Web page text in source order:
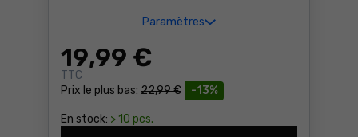
Paramètres
-13%
Prix le plus bas: 22,99 €
19,99 €
TTC
En stock: > 10 pcs.